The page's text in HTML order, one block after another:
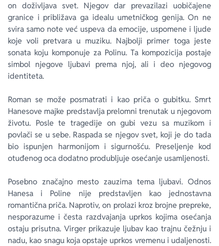
on doživljava svet. Njegov dar prevazilazi uobičajene
granice i približava ga idealu umetničkog genija. On ne
svira samo note već uspeva da emocije, uspomene i ljude
koje voli pretvara u muziku. Najbolji primer toga jeste
sonata koju komponuje za Polinu. Ta kompozicija postaje
simbol njegove ljubavi prema njoj, ali i deo njegovog
identiteta.
Roman se može posmatrati i kao priča o gubitku. Smrt
Hanesove majke predstavlja prelomni trenutak u njegovom
životu. Posle te tragedije on gubi vezu sa muzikom i
povlači se u sebe. Raspada se njegov svet, koji je do tada
bio ispunjen harmonijom i sigurnošću. Preseljenje kod
otuđenog oca dodatno produbljuje osećanje usamljenosti.
Posebno značajno mesto zauzima tema ljubavi. Odnos
Hanesa i Poline nije predstavljen kao jednostavna
romantična priča. Naprotiv, on prolazi kroz brojne prepreke,
nesporazume i česta razdvajanja uprkos kojima osećanja
ostaju prisutna. Virger prikazuje ljubav kao trajnu čežnju i
nadu, kao snagu koja opstaje uprkos vremenu i udaljenosti.